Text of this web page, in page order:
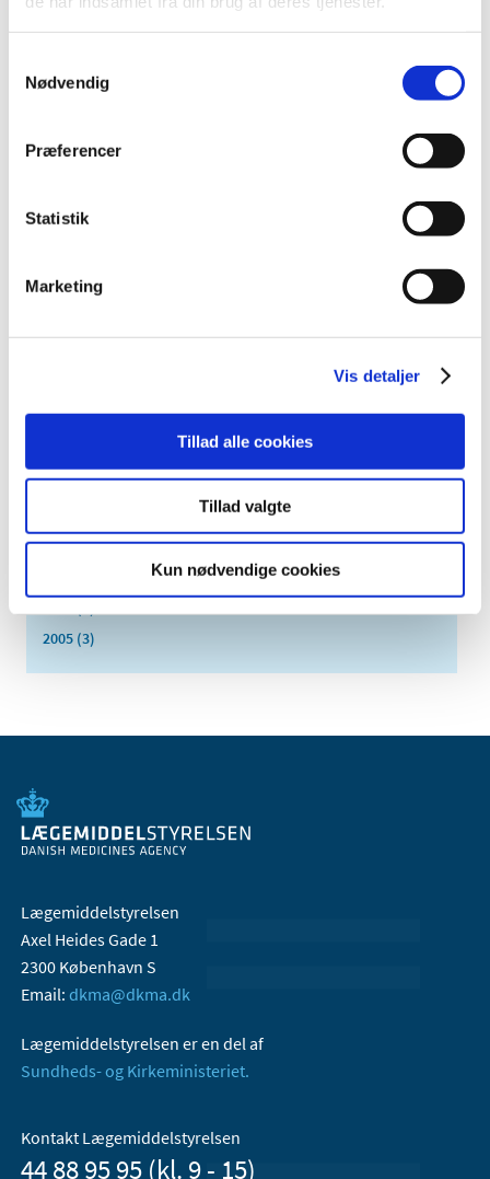
Nødvendig
Præferencer
Statistik
Marketing
Vis detaljer
Tillad alle cookies
Tillad valgte
Kun nødvendige cookies
2021 (2)
2019 (3)
2017 (5)
august (1)
2016 (2)
2010 (1)
2008 (1)
2005 (3)
Lægemiddelstyrelsen
Axel Heides Gade 1
2300 København S
Email: dkma@dkma.dk
Lægemiddelstyrelsen er en del af
Sundheds- og Kirkeministeriet.
Kontakt Lægemiddelstyrelsen
44 88 95 95 (kl. 9 - 15)